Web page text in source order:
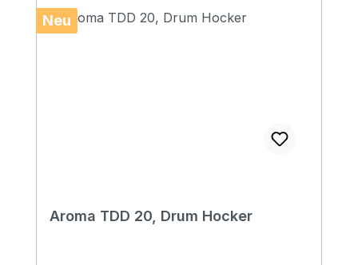
Neu
Aroma TDD 20, Drum Hocker